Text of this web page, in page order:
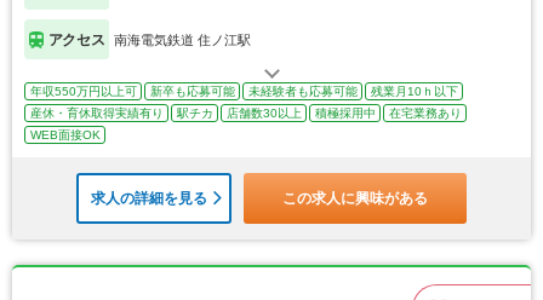
アクセス 南海電気鉄道 住ノ江駅
年収550万円以上可 新卒も応募可能 未経験者も応募可能
残業月10ｈ以下
産休・育休取得実績有り
駅チカ 店舗数30以上 積極採用中
在宅業務あり
WEB面接OK
求人の詳細を見る この求人に興味がある